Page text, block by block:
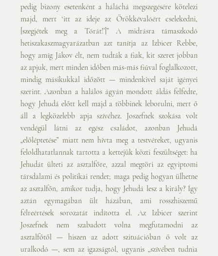
pedig bizony esetenként a háláchá megszegésére kötelezi
majd, mert ‘itt az ideje az Örökkévalóért cselekedni,
[szegjétek meg a Tórát!’]” A midrásra támaszkodó
hetiszakaszmagyarázatban azt tanítja az Izbicer Rebbe,
hogy amíg Jákov élt, nem tudták a fiak, kit szeret jobban
az apjuk, mert minden időben más-más fiúval foglalkozott,
mindig másikukkal időzött — mindenkivel saját igényei
szerint. Azonban a halálos ágyán mondott áldás felfedte,
hogy Jehudá előtt kell majd a többinek leborulni, mert ő
áll a legközelebb apja szívéhez. Joszefnek szokása volt
vendégül látni az egész családot, azonban Jehudá
„előléptetése” miatt nem hívta meg a testvéreket, ugyanis
feloldhatatlannak tartotta a kettejük közti feszültséget: ha
Jehudát ülteti az asztalfőre, azzal megtöri az egyiptomi
társdalami és politikai rendet; maga pedig hogyan ülhetne
az asztalfőn, amikor tudja, hogy Jehudá lesz a király? Így
aztán egymagában ült házában, ami rosszhiszemű
félreértések sorozatát indította el. Az Izbicer szerint
Joszefnek nem szabadott volna megfutamodni az
asztalfőtől — hiszen az adott szituációban ő volt az
uralkodó —, sem az igazságtól, ugyanis „szívében tudnia